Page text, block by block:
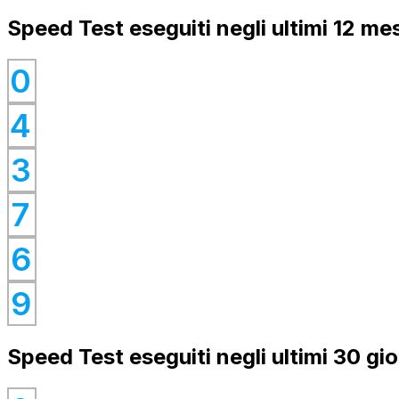
Speed Test eseguiti negli ultimi 12
0
0
4
0
3
0
7
0
6
0
9
0
Speed Test eseguiti negli ultimi 30